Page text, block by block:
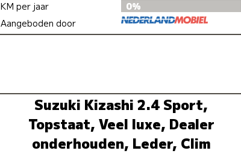
KM per jaar
0%
Aangeboden door
Suzuki Kizashi 2.4 Sport,
Topstaat, Veel luxe, Dealer
onderhouden, Leder, Clim